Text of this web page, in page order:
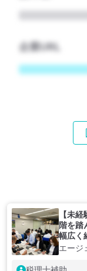
企業URL
【未
階を踏
幅広く
エージ